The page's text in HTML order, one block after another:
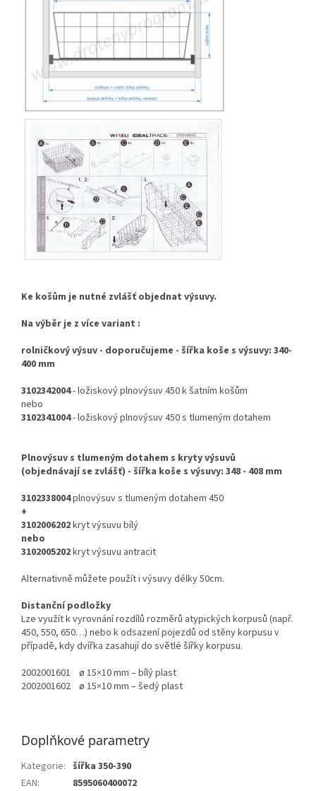
Ke košům je nutné zvlášť objednat výsuvy.
Na výběr je z více variant :
rolničkový výsuv - doporučujeme - šířka koše s výsuvy: 340-
400 mm
3102342004- ložiskový plnovýsuv 450 k šatním košům
nebo
3102341004- ložiskový plnovýsuv 450 s tlumeným dotahem
Plnovýsuv s tlumeným dotahem s kryty výsuvů
(objednávají se zvlášť) - šířka koše s výsuvy: 348 - 408 mm
3102338004plnovýsuv s tlumeným dotahem 450
+
3102006202kryt výsuvu bílý
nebo
3102005202kryt výsuvu antracit
Alternativně můžete použít i výsuvy délky 50cm.
Distanční podložky
Lze využít k vyrovnání rozdílů rozměrů atypických korpusů (např.
450, 550, 650…) nebo k odsazení pojezdů od stěny korpusu v
případě, kdy dvířka zasahují do světlé šířky korpusu.
2002001601 ø 15×10 mm – bílý plast
2002001602 ø 15×10 mm – šedý plast
Doplňkové parametry
Kategorie: šířka 350-390
EAN: 8595060400072